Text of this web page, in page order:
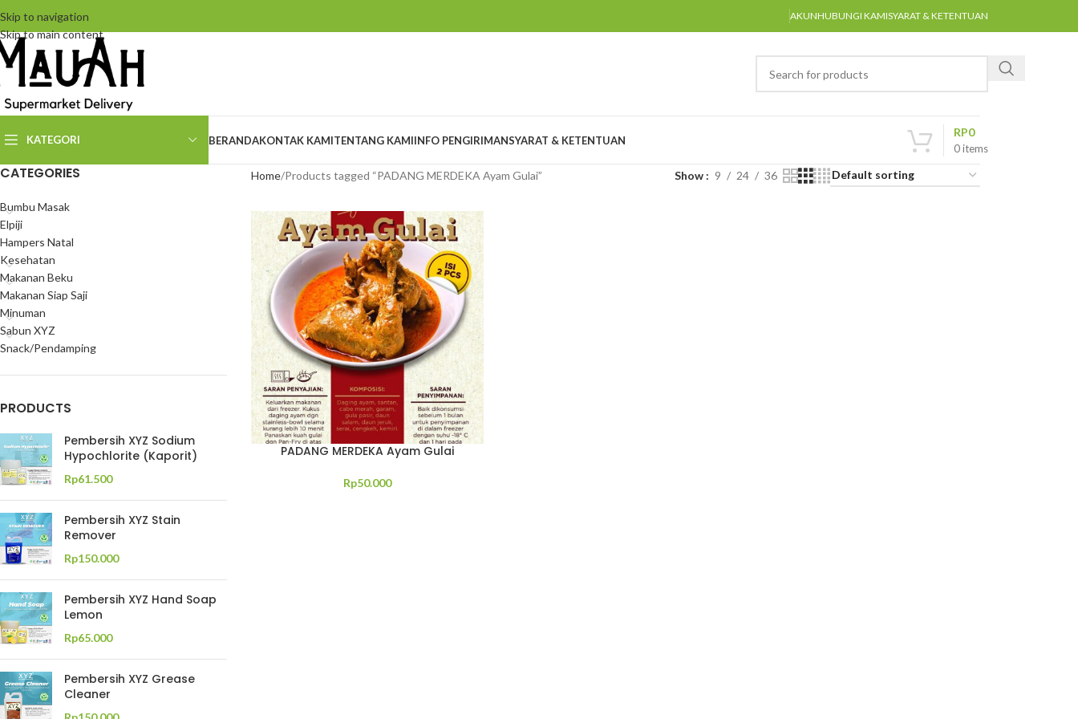
Skip to navigation
Skip to main content
AKUNHUBUNGI KAMISYARAT & KETENTUAN
KATEGORI BERANDAKONTAK KAMITENTANG KAMIINFO PENGIRIMANSYARAT & KETENTUAN
0items
RP0
CATEGORIES
Bumbu Masak
Elpiji
Hampers Natal
Kesehatan
Makanan Beku
Makanan Siap Saji
Minuman
Sabun XYZ
Snack/Pendamping
PRODUCTS
Pembersih XYZ Sodium
Hypochlorite (Kaporit)
Rp61.500
Pembersih XYZ Stain
Remover
Rp150.000
Pembersih XYZ Hand Soap
Lemon
Rp65.000
Pembersih XYZ Grease
Cleaner
Home Products tagged “PADANG MERDEKA Ayam Gulai” Show 9 24 36
PADANG MERDEKA Ayam Gulai
Rp50.000